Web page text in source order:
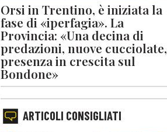
Orsi in Trentino, è iniziata la
fase di «iperfagia». La
Provincia: «Una decina di
predazioni, nuove cucciolate,
presenza in crescita sul
Bondone»
ARTICOLI CONSIGLIATI